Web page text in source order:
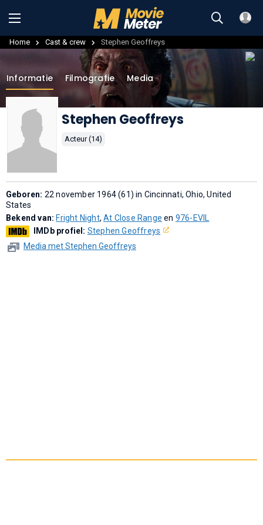
Home Cast & crew Stephen Geoffreys
Informatie Filmografie Media
Stephen Geoffreys
Acteur (14)
Geboren: 22 november 1964 (61) in Cincinnati, Ohio, United
States
Bekend van: Fright Night,At Close Range en 976-EVIL
IMDb profiel: Stephen Geoffreys
Media met Stephen Geoffreys